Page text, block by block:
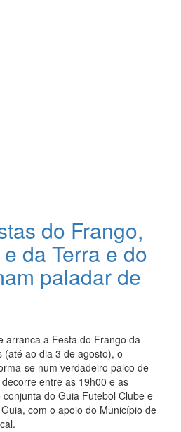
do Frango,
da Terra e do
paladar de
arranca a Festa do Frango da
(até ao dia 3 de agosto), o
se num verdadeiro palco de
entre as 19h00 e as
do Guia Futebol Clube e
com o apoio do Município de